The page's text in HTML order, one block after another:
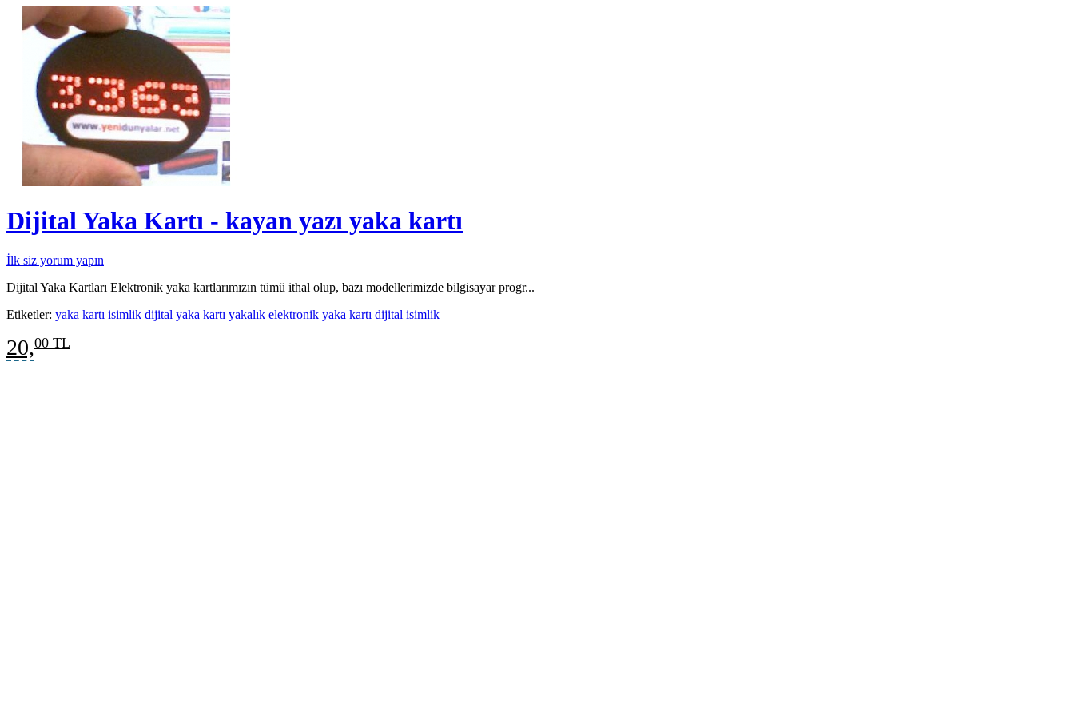
Dijital Yaka Kartı - kayan yazı yaka kartı
İlk siz yorum yapın
Dijital Yaka Kartları Elektronik yaka kartlarımızın tümü ithal olup, bazı modellerimizde bilgisayar progr...
Etiketler: yaka kartı isimlik dijital yaka kartı yakalık elektronik yaka kartı dijital isimlik
20,00 TL